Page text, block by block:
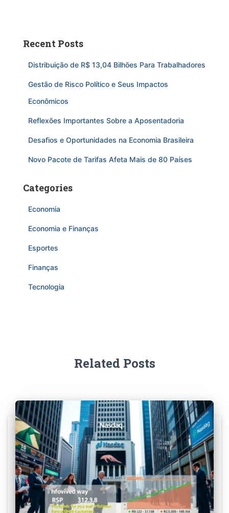
Recent Posts
Distribuição de R$ 13,04 Bilhões Para Trabalhadores
Gestão de Risco Político e Seus Impactos
Econômicos
Reflexões Importantes Sobre a Aposentadoria
Desafios e Oportunidades na Economia Brasileira
Novo Pacote de Tarifas Afeta Mais de 80 Países
Categories
Economia
Economia e Finanças
Esportes
Finanças
Tecnologia
Related Posts